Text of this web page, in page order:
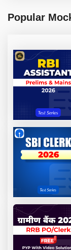
Popular